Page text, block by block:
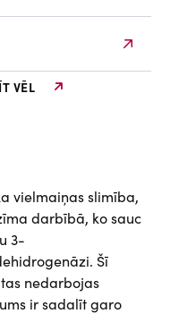
VĒL
vielmaiņas slimība,
darbībā, ko sauc
3-
Šī
nedarbojas
ir sadalīt garo